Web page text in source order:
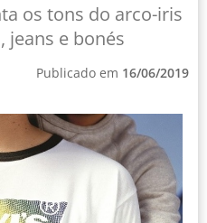
os tons do arco-iris
jeans e bonés
Publicado em 16/06/2019